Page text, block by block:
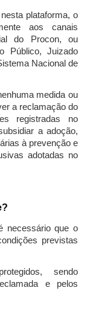
plataforma, o
aos canais
do Procon, ou
Público, Juizado
Nacional de
medida ou
a reclamação do
registradas no
a adoção,
à prevenção e
adotadas no
necessário que o
previstas
sendo
e pelos